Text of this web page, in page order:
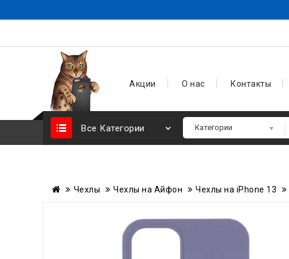
Акции О нас Контакты
Все Категории
Чехлы Чехлы на Айфон Чехлы на iPhone 13